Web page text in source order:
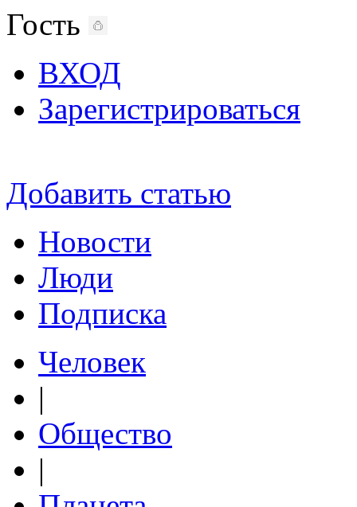
Гость
ВХОД
Зарегистрироваться
Добавить статью
Новости
Люди
Подписка
Человек
|
Общество
|